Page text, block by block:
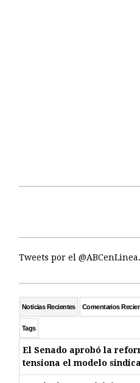
Tweets por el @ABCenLinea.
Noticias Recientes Comentarios
Tags
El Senado aprobó la
tensiona el modelo